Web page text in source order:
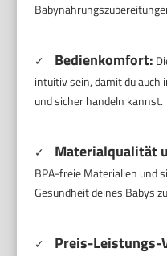
✓ Bedienkomfort:
intuitiv sein, damit du
und sicher handeln kannst.
✓ Materialqualität
BPA-freie Materialien und
Gesundheit deines Babys
✓ Preis-Leistungs-